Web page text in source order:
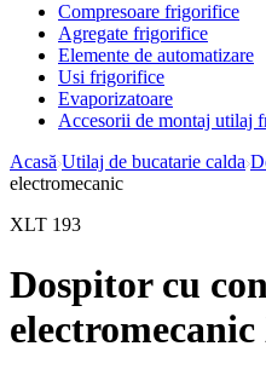
Compresoare frigorifice
Agregate frigorifice
Elemente de automatizare
Usi frigorifice
Evaporizatoare
Accesorii de montaj utilaj
Acasă Utilaj de bucatarie calda
electromecanic
XLT 193
Dospitor cu